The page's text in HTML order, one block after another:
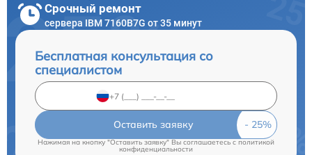
Срочный ремонт
сервера IBM 7160B7G от 35 минут
Бесплатная консультация со
специалистом
Оставить заявку
Нажимая на кнопку "Оставить заявку" Вы соглашаетесь c политикой
конфиденциальности